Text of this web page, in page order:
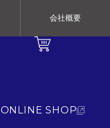
会社概要
ONLINE SHOP